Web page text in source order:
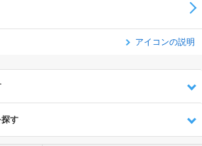
アイコンの説明
す